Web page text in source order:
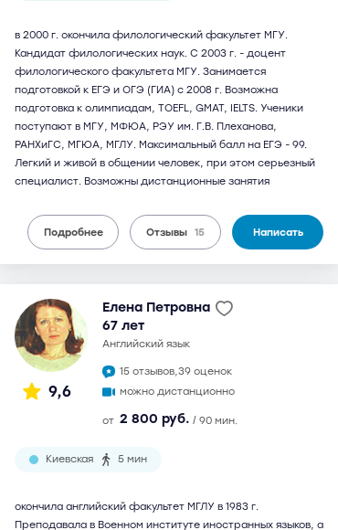
в 2000 г. окончила филологический факультет МГУ.
Кандидат филологических наук. С 2003 г. - доцент
филологического факультета МГУ. Занимается
подготовкой к ЕГЭ и ОГЭ (ГИА) с 2008 г. Возможна
подготовка к олимпиадам, TOEFL, GMAT, IELTS. Ученики
поступают в МГУ, МФЮА, РЭУ им. Г.В. Плеханова,
РАНХиГС, МГЮА, МГЛУ. Максимальный балл на ЕГЭ - 99.
Легкий и живой в общении человек, при этом серьезный
специалист. Возможны дистанционные занятия
Подробнее Отзывы 15 Написать
9,6
Елена Петровна
67 лет
английский язык
15 отзывов,39 оценок
можно дистанционно
от 2 800 руб. / 90 мин.
Киевская 5 мин
окончила английский факультет МГЛУ в 1983 г.
Преподавала в Военном институте иностранных языков, а